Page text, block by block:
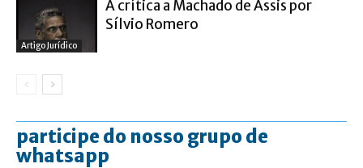
Artigo Jurídico
A crítica a Machado de Assis por
Sílvio Romero
participe do nosso grupo de
whatsapp